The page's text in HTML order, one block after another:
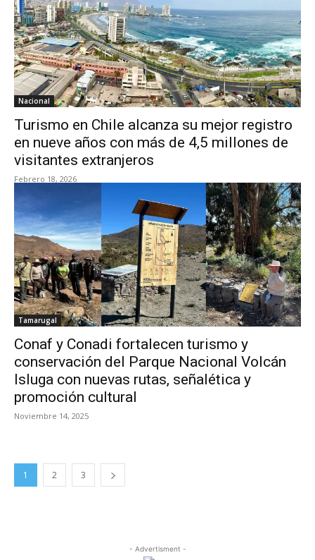
Nacional
Turismo en Chile alcanza su mejor registro
en nueve años con más de 4,5 millones de
visitantes extranjeros
Febrero 18, 2026
Tamarugal
Conaf y Conadi fortalecen turismo y
conservación del Parque Nacional Volcán
Isluga con nuevas rutas, señalética y
promoción cultural
Noviembre 14, 2025
1 2 3
- Advertisment -